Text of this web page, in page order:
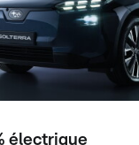
électrique